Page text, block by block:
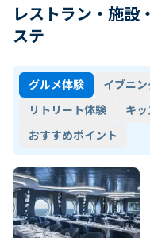
レストラン・施設
ステ
グルメ体験
イブニ
リトリート体験
キ
おすすめポイント